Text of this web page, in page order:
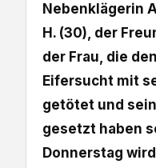
Nebenklägerin
H. (30), der
der Frau, die
Eifersucht mit
getötet und
gesetzt haben
Donnerstag